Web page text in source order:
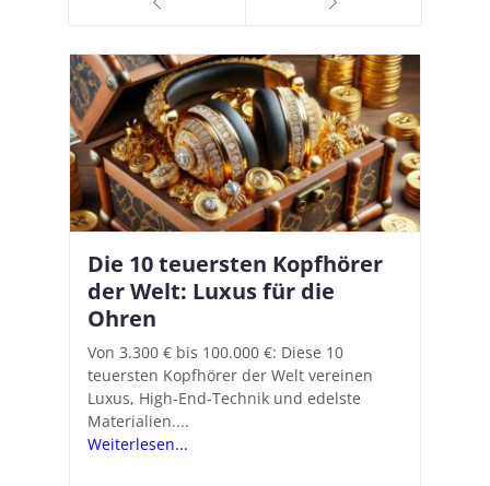
Die 10 teuersten Kopfhörer
der Welt: Luxus für die
Ohren
Von 3.300 € bis 100.000 €: Diese 10
teuersten Kopfhörer der Welt vereinen
Luxus, High-End-Technik und edelste
Materialien....
Weiterlesen...
Apple AirPods Pro 2 und iOS
18.1: So richtet ihr das neue
Hörgeräte-Feature ein
Mit iOS 18.1 und den AirPods Pro 2
verwandelt Apple seine In-Ear-Kopfhörer
in kostengünstige Hörhilfen. In wenigen
Schritten...
Weiterlesen...